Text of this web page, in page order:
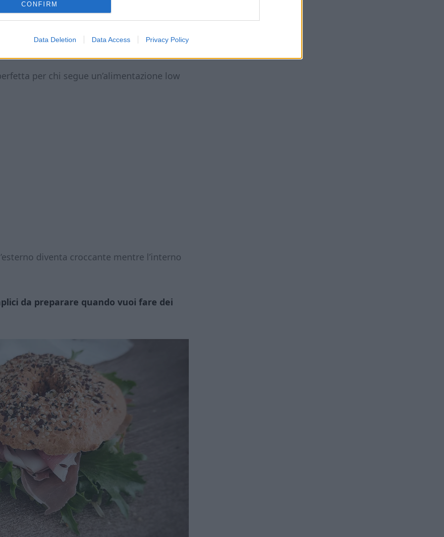
CONFIRM
Data Deletion Data Access Privacy Policy
impastare a lungo e bastano pochi
e cuoce velocemente
per chi segue un’alimentazione low
diventa croccante mentre l’interno
da preparare quando vuoi fare dei